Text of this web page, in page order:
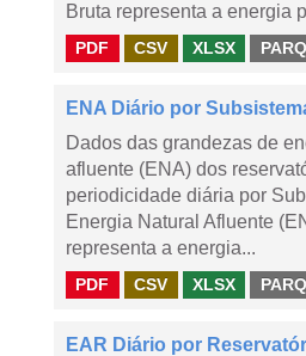
Bruta representa a energia
PDF CSV XLSX
ENA Diário por
Dados das grandezas de
afluente (ENA) dos
periodicidade diária por
Energia Natural Afluente
representa a energia...
PDF CSV XLSX
EAR Diário por